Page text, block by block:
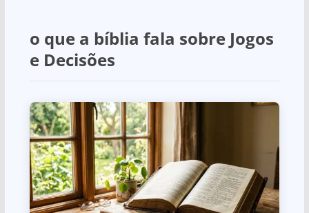
o que a bíblia fala sobre Jogos
e Decisões